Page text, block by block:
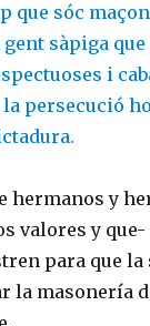
que sóc
sàpiga que
i
persecució
hermanos y
valores y que-
para que la
la masonería